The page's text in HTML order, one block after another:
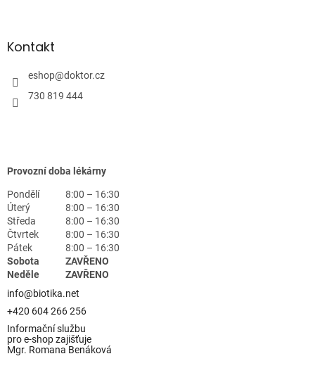
Kontakt
eshop@doktor.cz
730 819 444
Provozní doba lékárny
Pondělí
8:00 – 16:30
Úterý
8:00 – 16:30
Středa
8:00 – 16:30
Čtvrtek
8:00 – 16:30
Pátek
8:00 – 16:30
Sobota
ZAVŘENO
Neděle
ZAVŘENO
info@biotika.net
+420 604 266 256
Informační službu
pro e-shop zajišťuje
Mgr. Romana Benáková